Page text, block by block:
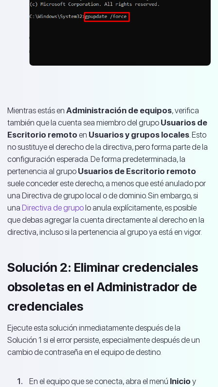
Mientras estás en Administración de equipos, verifica
también que la cuenta sea miembro del grupo Usuarios de
Escritorio remoto en Usuarios y grupos locales. Esto
no sustituye el derecho de la directiva, pero forma parte de la
configuración esperada. De forma predeterminada, la
pertenencia al grupo Usuarios de Escritorio remoto
suele conceder este derecho, a menos que esté anulado por
una Directiva de grupo local o de dominio. Sin embargo, si
una Directiva de grupolo anula explícitamente, es posible
que debas agregar la cuenta directamente al derecho en la
directiva, incluso si la pertenencia al grupo ya está en vigor.
Solución 2: Eliminar credenciales
obsoletas en el Administrador de
credenciales
Ejecute esta solución inmediatamente después de la
Solución 1 si el error persiste, especialmente después de un
cambio de contraseña en el equipo de destino.
En el equipo que se conecta, abra el menú Inicio y